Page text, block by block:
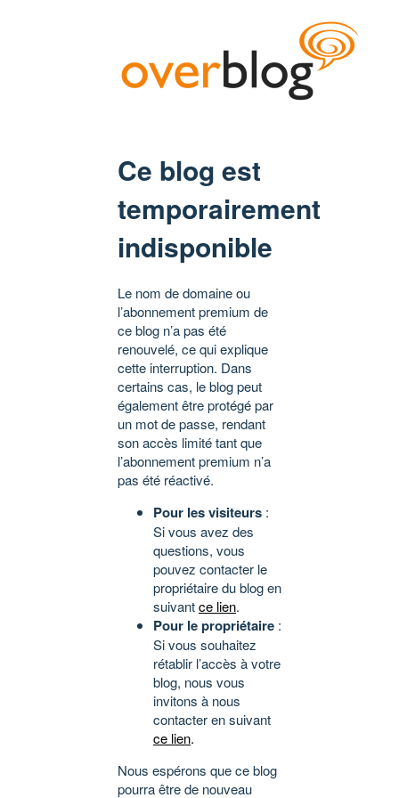
Ce blog est
temporairement
indisponible
Le nom de domaine ou
l’abonnement premium de
ce blog n’a pas été
renouvelé, ce qui explique
cette interruption. Dans
certains cas, le blog peut
également être protégé par
un mot de passe, rendant
son accès limité tant que
l’abonnement premium n’a
pas été réactivé.
Pour les visiteurs :
Si vous avez des
questions, vous
pouvez contacter le
propriétaire du blog en
suivantce lien.
Pour le propriétaire :
Si vous souhaitez
rétablir l’accès à votre
blog, nous vous
invitons à nous
contacter en suivant
ce lien.
Nous espérons que ce blog
pourra être de nouveau